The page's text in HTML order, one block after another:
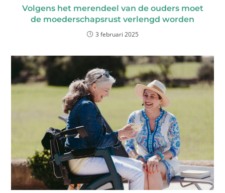
Volgens het merendeel van de ouders moet
de moederschapsrust verlengd worden
3 februari 2025